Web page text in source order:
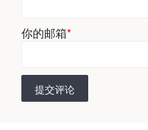
你的邮箱*
提交评论